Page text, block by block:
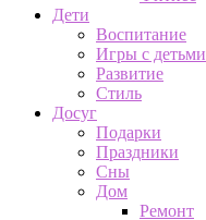
Дети
Воспитание
Игры с детьми
Развитие
Стиль
Досуг
Подарки
Праздники
Сны
Дом
Ремонт